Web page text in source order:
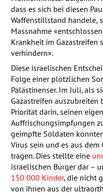
dass es sich bei diesen
Waffenstillstand handele,
Massnahme
Krankheit im Gazastreifen
verhindern».
Diese israelischen
Folge einer plötzlichen
Palästinenser. Im Juli, als
Gazastreifen auszubreiten
Priorität darin, seinen
Auffrischungsimpfungen
geimpfte Soldaten
Virus sein und es aus dem
tragen. Dies stellte eine
israelischen Bürger dar –
150 000 Kinder, die nicht
von ihnen aus der